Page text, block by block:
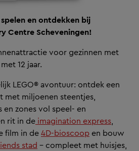
en ontdekken bij
Centre Scheveningen!
voor gezinnen met
12 jaar.
LEGO® avontuur: ontdek een
miljoenen steentjes,
zones vol speel- en
rit in de imagination express
film in de4D-bioscoop en bouw
stad – compleet met huisjes,